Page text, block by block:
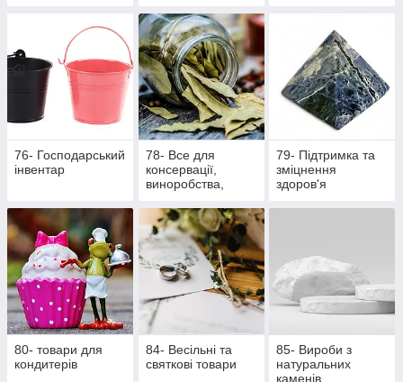
76- Господарський
інвентар
78- Все для
консервації,
виноробства,
79- Підтримка та
зміцнення
здоров'я
80- товари для
кондитерів
84- Весільні та
святкові товари
85- Вироби з
натуральних
каменів